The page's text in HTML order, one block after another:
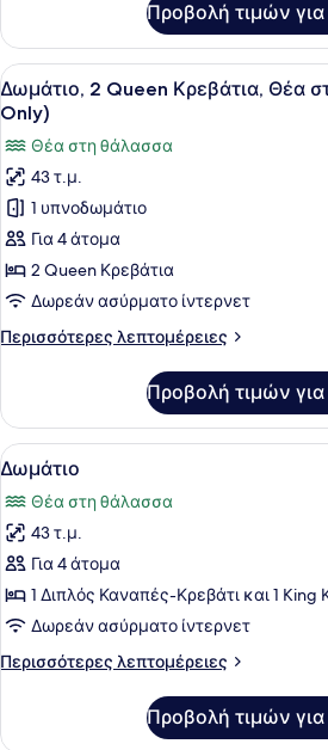
2
Υπνοδωμάτια
(Penthouse)
Προβολή τιμών για
Προβολή
όλων
των
φωτογραφιών
για
Δωμάτιο,
2
Queen
Κρεβάτια,
Θέα
στη
Only)
5
Δωμάτιο, 2 Queen Κρεβάτια, Θέα
Only)
Θέα στη θάλασσα
43 τ.μ.
1 υπνοδωμάτιο
Για 4 άτομα
2 Queen Κρεβάτια
Δωρεάν ασύρματο ίντερνετ
Περισσότερες λεπτομέρειες
Περισσότερες
2
Queen
Κρεβάτια,
Θέα
στη
Θάλασσα
(Adult
Only)
Προβολή τιμών για
Προβολή
όλων
των
φωτογραφιών
για
Δωμάτιο
9
Δωμάτιο
Θέα στη θάλασσα
43 τ.μ.
Για 4 άτομα
1 Διπλός Καναπές-Κρεβάτι και 1 King
Δωρεάν ασύρματο ίντερνετ
Περισσότερες λεπτομέρειες
Περισσότερες
Προβολή τιμών για